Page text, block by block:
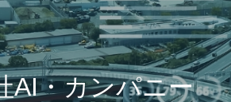
AI・カンパニー